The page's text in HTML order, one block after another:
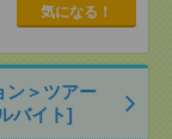
気になる！
ン＞ツアー
バイト]